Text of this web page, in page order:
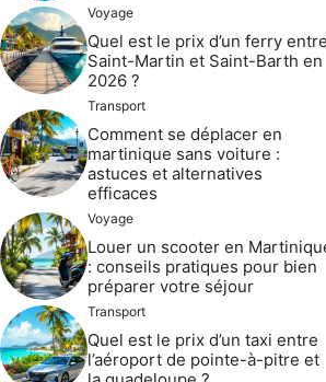
Voyage
Quel est le prix d’un ferry entre
Saint-Martin et Saint-Barth en
2026 ?
Transport
Comment se déplacer en
martinique sans voiture :
astuces et alternatives
efficaces
Voyage
Louer un scooter en
: conseils pratiques pour bien
préparer votre séjour
Transport
Quel est le prix d’un taxi entre
l’aéroport de pointe-à-pitre et